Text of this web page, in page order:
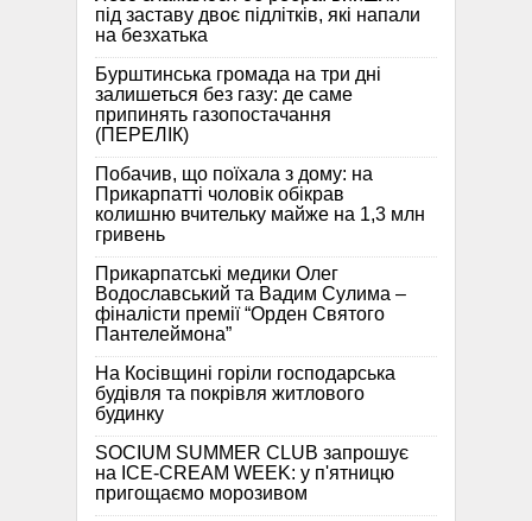
під заставу двоє підлітків, які напали
на безхатька
Бурштинська громада на три дні
залишеться без газу: де саме
припинять газопостачання
(ПЕРЕЛІК)
Побачив, що поїхала з дому: на
Прикарпатті чоловік обікрав
колишню вчительку майже на 1,3 млн
гривень
Прикарпатські медики Олег
Водославський та Вадим Сулима –
фіналісти премії “Орден Святого
Пантелеймона”
На Косівщині горіли господарська
будівля та покрівля житлового
будинку
SOCIUM SUMMER CLUB запрошує
на ICE-CREAM WEEK: у п'ятницю
пригощаємо морозивом